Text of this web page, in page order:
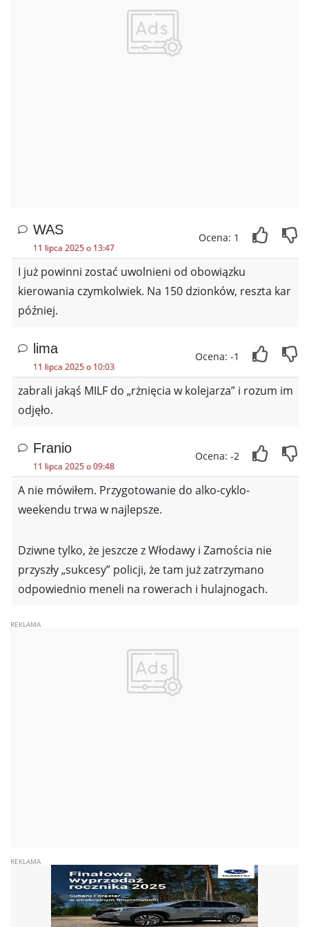
WAS
11 lipca 2025 o 13:47
Ocena: 1
I już powinni zostać uwolnieni od obowiązku
kierowania czymkolwiek. Na 150 dzionków, reszta kar
później.
lima
11 lipca 2025 o 10:03
Ocena: -1
zabrali jakąś MILF do „rżnięcia w kolejarza” i rozum im
odjęło.
Franio
11 lipca 2025 o 09:48
Ocena: -2
A nie mówiłem. Przygotowanie do alko-cyklo-
weekendu trwa w najlepsze.
Dziwne tylko, że jeszcze z Włodawy i Zamościa nie
przyszły „sukcesy” policji, że tam już zatrzymano
odpowiednio meneli na rowerach i hulajnogach.